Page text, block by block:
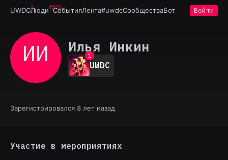
UWDCЛюди6932
СобытияЛента#uwdcСообществаБот Войти
ИИ Илья Инкин
0
1
2
3
6
UWDC
Зарегистрировался 8 лет назад
Участие в мероприятиях